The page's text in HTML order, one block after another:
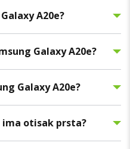
A20e?
Galaxy A20e?
Galaxy A20e?
ima otisak prsta?